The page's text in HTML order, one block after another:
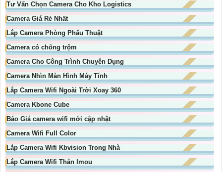
Tư Vấn Chọn Camera Cho Kho Logistics
Camera Giá Rẻ Nhất
Lắp Camera Phòng Phẩu Thuật
Camera có chống trộm
Camera Cho Công Trình Chuyên Dụng
Camera Nhìn Màn Hình Máy Tính
Lắp Camera Wifi Ngoài Trời Xoay 360
Camera Kbone Cube
Báo Giá camera wifi mới cập nhật
Camera Wifi Full Color
Lắp Camera Wifi Kbvision Trong Nhà
Lắp Camera Wifi Thân Imou